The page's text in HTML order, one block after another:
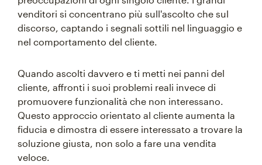
venditori si concentrano più sull'ascolto che sul
discorso, captando i segnali sottili nel linguaggio e
nel comportamento del cliente.
Quando ascolti davvero e ti metti nei panni del
cliente, affronti i suoi problemi reali invece di
promuovere funzionalità che non interessano.
Questo approccio orientato al cliente aumenta la
fiducia e dimostra di essere interessato a trovare la
soluzione giusta, non solo a fare una vendita
veloce.